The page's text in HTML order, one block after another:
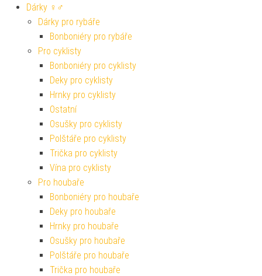
Dárky ♀♂
Dárky pro rybáře
Bonboniéry pro rybáře
Pro cyklisty
Bonboniéry pro cyklisty
Deky pro cyklisty
Hrnky pro cyklisty
Ostatní
Osušky pro cyklisty
Polštáře pro cyklisty
Trička pro cyklisty
Vína pro cyklisty
Pro houbaře
Bonboniéry pro houbaře
Deky pro houbaře
Hrnky pro houbaře
Osušky pro houbaře
Polštáře pro houbaře
Trička pro houbaře